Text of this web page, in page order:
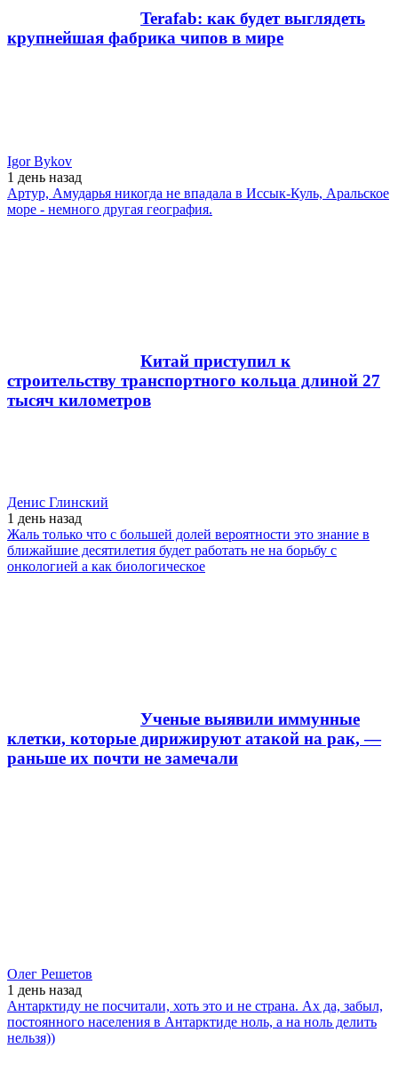
Terafab: как будет выглядеть
крупнейшая фабрика чипов в мире
Igor Bykov
1 день назад
Артур, Амударья никогда не впадала в Иссык-Куль, Аральское
море - немного другая география.
Китай приступил к
строительству транспортного кольца длиной 27
тысяч километров
Денис Глинский
1 день назад
Жаль только что с большей долей вероятности это знание в
ближайшие десятилетия будет работать не на борьбу с
онкологией а как биологическое
Ученые выявили иммунные
клетки, которые дирижируют атакой на рак, —
раньше их почти не замечали
Олег Решетов
1 день назад
Антарктиду не посчитали, хоть это и не страна. Ах да, забыл,
постоянного населения в Антарктиде ноль, а на ноль делить
нельзя))